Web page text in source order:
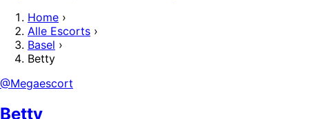
Home ›
Alle Escorts ›
Basel ›
Betty
@Megaescort
Betty